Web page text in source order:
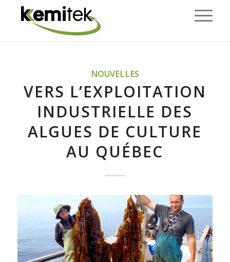
NOUVELLES
VERS L’EXPLOITATION
INDUSTRIELLE DES
ALGUES DE CULTURE
AU QUÉBEC